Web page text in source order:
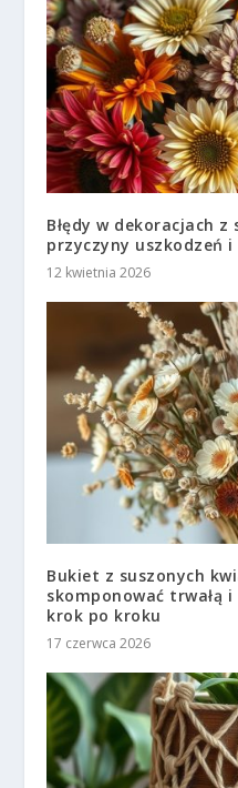
Błędy w dekoracjach
przyczyny uszkodzeń
12 kwietnia 2026
Bukiet z suszonych
skomponować trwałą
krok po kroku
17 czerwca 2026